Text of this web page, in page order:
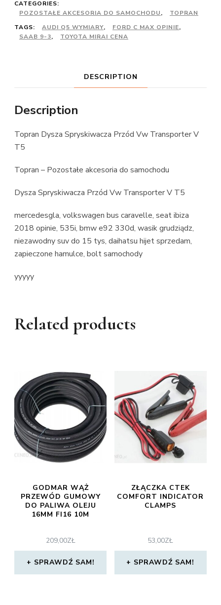
CATEGORIES:
POZOSTAŁE AKCESORIA DO SAMOCHODU,
TOPRAN
TAGS:
AUDI Q5 WYMIARY, FORD C MAX OPINIE,
SAAB 9-3, TOYOTA MIRAI CENA
DESCRIPTION
Description
Topran Dysza Spryskiwacza Przód Vw Transporter V
T5
Topran – Pozostałe akcesoria do samochodu
Dysza Spryskiwacza Przód Vw Transporter V T5
mercedesgla, volkswagen bus caravelle, seat ibiza
2018 opinie, 535i, bmw e92 330d, wasik grudziądz,
niezawodny suv do 15 tys, daihatsu hijet sprzedam,
zapieczone hamulce, bolt samochody
yyyyy
Related products
GODMAR WĄŻ
PRZEWÓD GUMOWY
DO PALIWA OLEJU
16MM FI16 10M
209,00ZŁ
SPRAWDŹ SAM!
ZŁĄCZKA CTEK
COMFORT INDICATOR
CLAMPS
53,00ZŁ
SPRAWDŹ SAM!